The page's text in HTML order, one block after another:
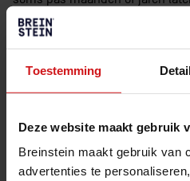
Toestemming
Deze website maakt gebruik
Breinstein maakt gebruik van
advertenties te
tegenwoordig wel een collega,
te maken heeft gehad. Het kan
ben jij online? Doe de hier de